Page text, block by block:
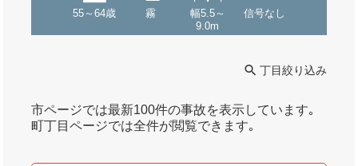
55～64歳 霧
幅5.5～
9.0m
信号なし
丁目絞り込み
市ページでは最新100件の事故を表示しています｡
町丁目ページでは全件が閲覧できます｡